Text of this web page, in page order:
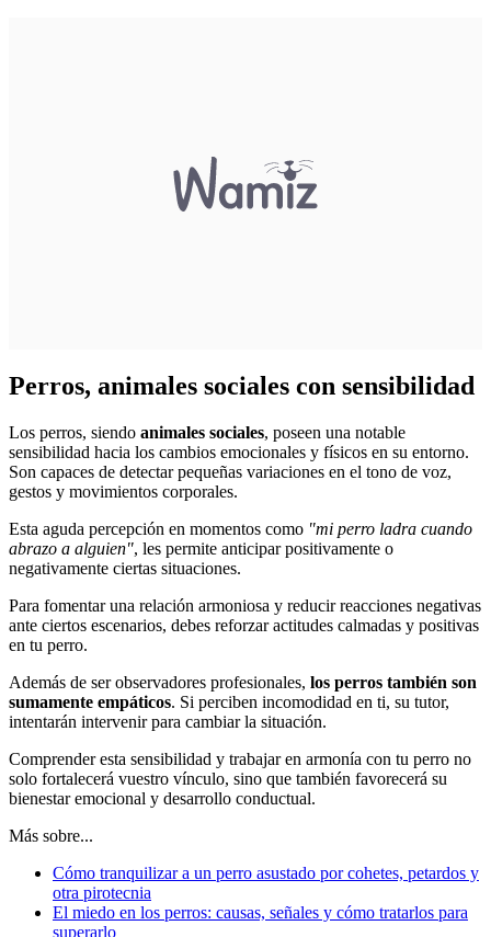
Perros, animales sociales con sensibilidad
Los perros, siendo animales sociales, poseen una notable
sensibilidad hacia los cambios emocionales y físicos en su entorno.
Son capaces de detectar pequeñas variaciones en el tono de voz,
gestos y movimientos corporales.
Esta aguda percepción en momentos como "mi perro ladra cuando
abrazo a alguien", les permite anticipar positivamente o
negativamente ciertas situaciones.
Para fomentar una relación armoniosa y reducir reacciones negativas
ante ciertos escenarios, debes reforzar actitudes calmadas y positivas
en tu perro.
Además de ser observadores profesionales, los perros también son
sumamente empáticos. Si perciben incomodidad en ti, su tutor,
intentarán intervenir para cambiar la situación.
Comprender esta sensibilidad y trabajar en armonía con tu perro no
solo fortalecerá vuestro vínculo, sino que también favorecerá su
bienestar emocional y desarrollo conductual.
Más sobre...
Cómo tranquilizar a un perro asustado por cohetes, petardos y
otra pirotecnia
El miedo en los perros: causas, señales y cómo tratarlos para
superarlo